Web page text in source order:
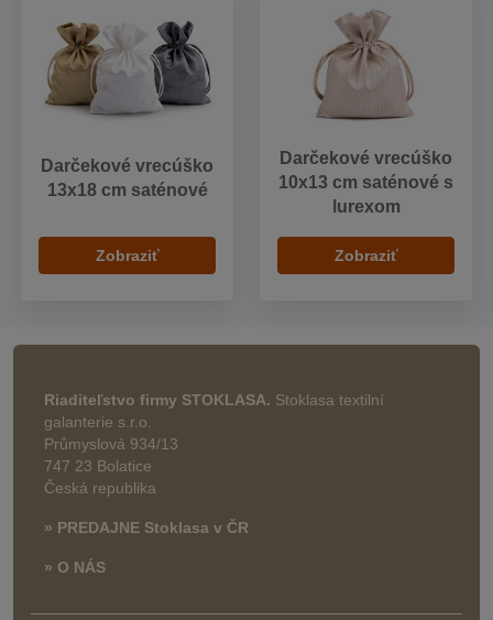
Darčekové vrecúško
13x18 cm saténové
Zobraziť
Darčekové vrecúško
10x13 cm saténové s
lurexom
Zobraziť
Riaditeľstvo firmy STOKLASA. Stoklasa textilní
galanterie s.r.o.
Průmyslová 934/13
747 23 Bolatice
Česká republika
» PREDAJNE Stoklasa v ČR
» O NÁS